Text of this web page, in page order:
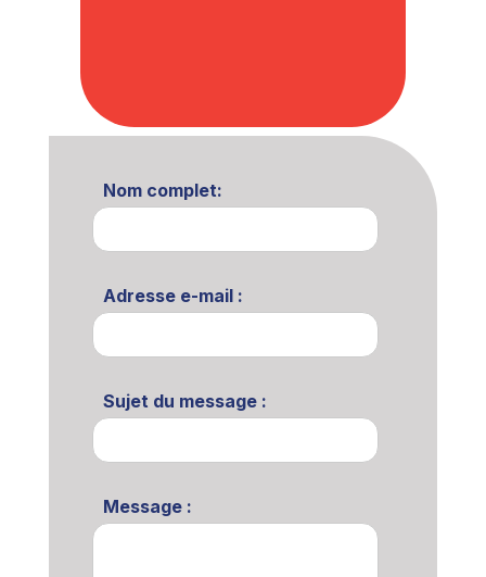
Nom complet:
Adresse e-mail :
Sujet du message :
Message :